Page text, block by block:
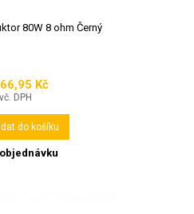
80W 8 ohm Černý
CenaKč
vč. DPH
do košíku